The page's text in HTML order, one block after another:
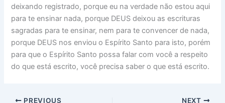
deixando registrado, porque eu na verdade não estou aqui
para te ensinar nada, porque DEUS deixou as escrituras
sagradas para te ensinar, nem para te convencer de nada,
porque DEUS nos enviou o Espírito Santo para isto, porém
para que o Espírito Santo possa falar com você a respeito
do que está escrito, você precisa saber o que está escrito.
PREVIOUS NEXT